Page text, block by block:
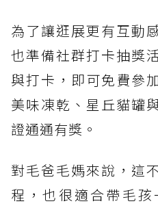
為了讓逛展更有互動
也準備社群打卡抽獎
與打卡，即可免費參
美味凍乾、星丘貓罐
證通通有獎。
對毛爸毛媽來說，這
程，也很適合帶毛